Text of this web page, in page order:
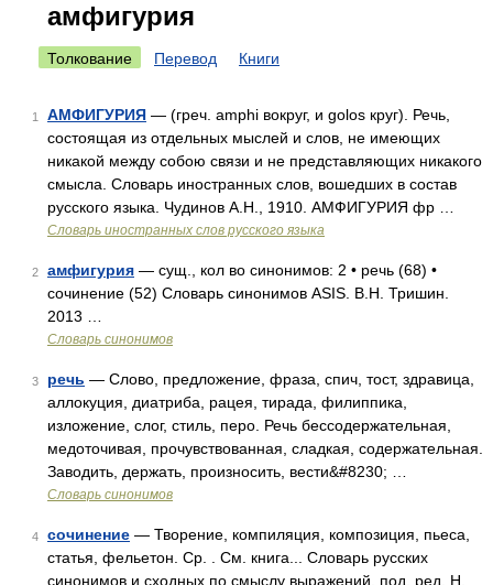
амфигурия
Толкование Перевод Книги
1 АМФИГУРИЯ — (греч. amphi вокруг, и golos круг). Речь,
состоящая из отдельных мыслей и слов, не имеющих
никакой между собою связи и не представляющих никакого
смысла. Словарь иностранных слов, вошедших в состав
русского языка. Чудинов А.Н., 1910. АМФИГУРИЯ фр …
Словарь иностранных слов русского языка
2 амфигурия — сущ., кол во синонимов: 2 • речь (68) •
сочинение (52) Словарь синонимов ASIS. В.Н. Тришин.
2013 …
Словарь синонимов
3 речь — Слово, предложение, фраза, спич, тост, здравица,
аллокуция, диатриба, рацея, тирада, филиппика,
изложение, слог, стиль, перо. Речь бессодержательная,
медоточивая, прочувствованная, сладкая, содержательная.
Заводить, держать, произносить, вести&#8230; …
Словарь синонимов
4 сочинение — Творение, компиляция, композиция, пьеса,
статья, фельетон. Ср. . См. книга... Словарь русских
синонимов и сходных по смыслу выражений. под. ред. Н.